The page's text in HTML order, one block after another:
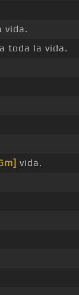
vida.
toda la vida.
vida.